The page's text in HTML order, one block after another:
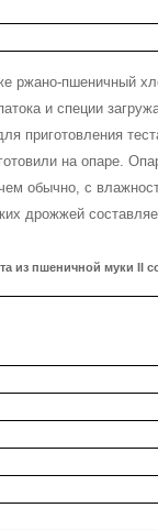
ржано-пшеничный
и специи
приготовления
на опаре.
обычно, с
дрожжей
из пшеничной муки II